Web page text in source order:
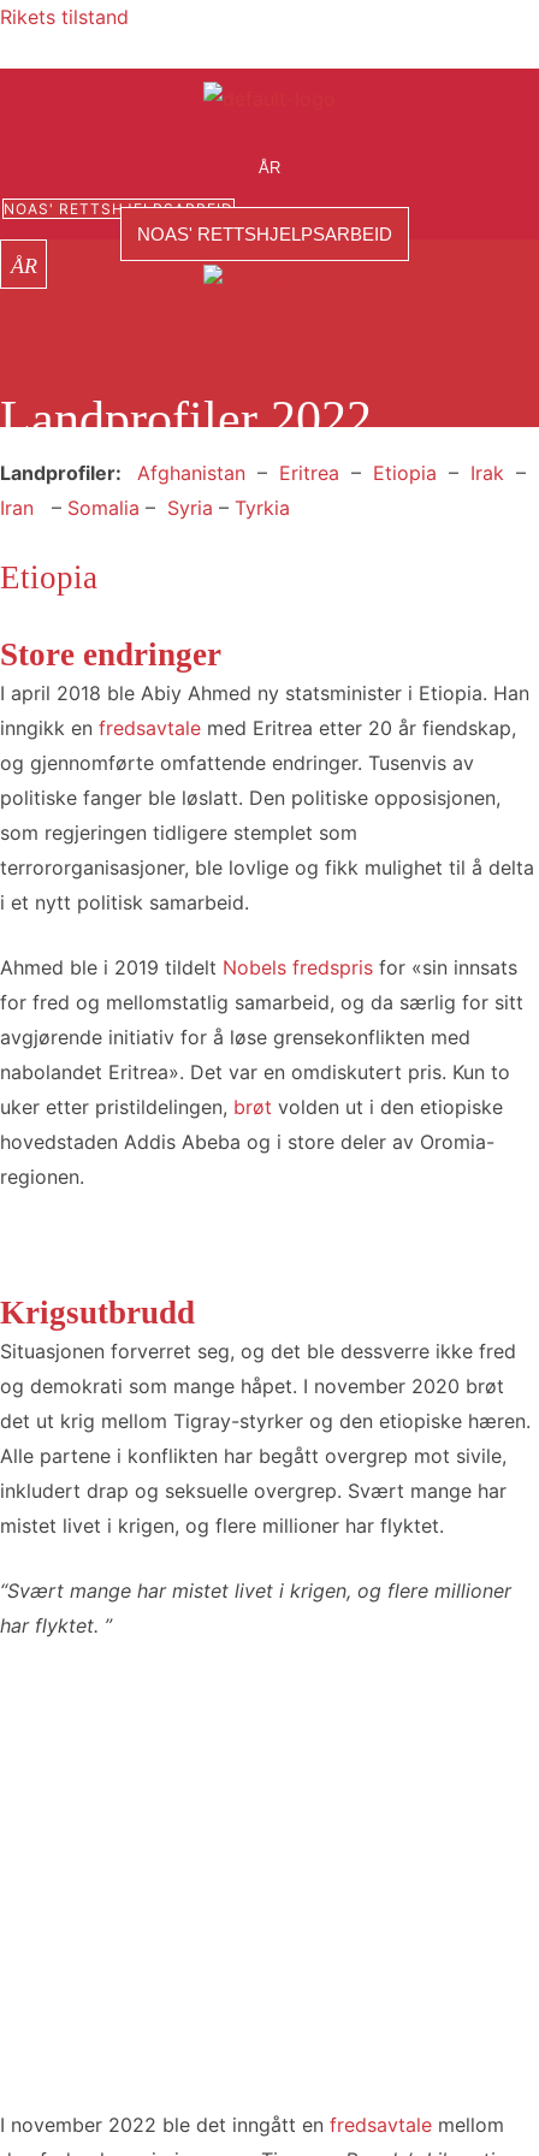
Hopp
Rikets tilstand
ÅR
NOAS' RETTSHJELPSARBEID
Meny
NOAS' RETTSHJELPSARBEID
Landprofiler 2022
Landprofiler: Afghanistan – Eritrea – Etiopia – Irak –
Iran
– Somalia – Syria – Tyrkia
Etiopia
Store endringer
I april 2018 ble Abiy Ahmed ny statsminister i Etiopia. Han
inngikk en fredsavtale med Eritrea etter 20 år fiendskap,
og gjennomførte omfattende endringer. Tusenvis av
politiske fanger ble løslatt. Den politiske opposisjonen,
som regjeringen tidligere stemplet som
terrororganisasjoner, ble lovlige og fikk mulighet til å delta
i et nytt politisk samarbeid.
Ahmed ble i 2019 tildelt Nobels fredspris for «sin innsats
for fred og mellomstatlig samarbeid, og da særlig for sitt
avgjørende initiativ for å løse grensekonflikten med
nabolandet Eritrea». Det var en omdiskutert pris. Kun to
uker etter pristildelingen, brøt volden ut i den etiopiske
hovedstaden Addis Abeba og i store deler av Oromia-
regionen.
Krigsutbrudd
Situasjonen forverret seg, og det ble dessverre ikke fred
og demokrati som mange håpet. I november 2020 brøt
det ut krig mellom Tigray-styrker og den etiopiske hæren.
Alle partene i konflikten har begått overgrep mot sivile,
inkludert drap og seksuelle overgrep. Svært mange har
mistet livet i krigen, og flere millioner har flyktet.
“Svært mange har mistet livet i krigen, og flere millioner
har flyktet. ”
I november 2022 ble det inngått en fredsavtale mellom